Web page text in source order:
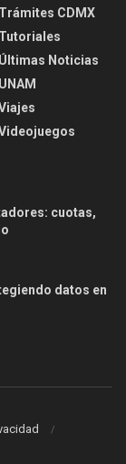
Trámites CDMX
Tutoriales
Últimas Noticias
UNAM
cuotas,
datos en